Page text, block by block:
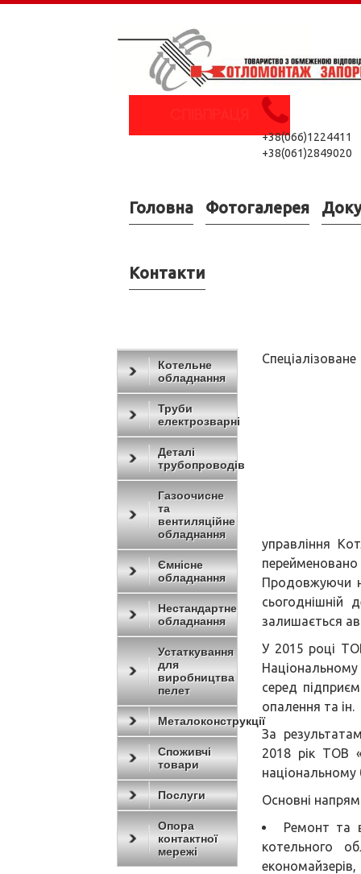
+38(066)1224411
+38(061)2849020
Головна Фотогалерея
Контакти
Котельне
обладнання
Труби
електрозварні
Деталі
трубопроводів
Газоочисне
та
вентиляційне
обладнання
Ємнісне
обладнання
Нестандартне
обладнання
Устаткування
для
виробництва
пелет
Металоконструкції
Споживчі
товари
Послуги
Опора
контактної
мережі
Спеціалізоване
управління
Продовжуючи
сьогоднішній
залишається
У 2015 році
Національному
серед
опалення та ін.
За
2018 рік ТОВ
національному
Основні
Ремонт та
котельного